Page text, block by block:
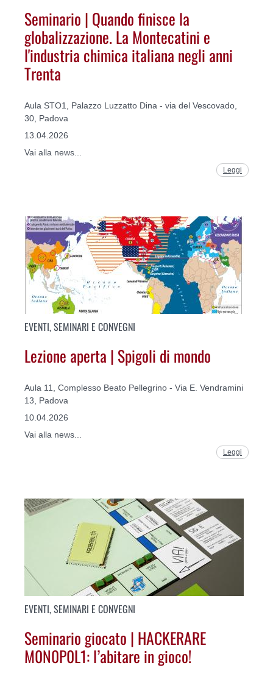
Seminario | Quando finisce la
globalizzazione. La Montecatini e
l'industria chimica italiana negli anni
Trenta
Aula STO1, Palazzo Luzzatto Dina - via del Vescovado,
30, Padova
13.04.2026
Vai alla news...
Leggi
EVENTI, SEMINARI E CONVEGNI
Lezione aperta | Spigoli di mondo
Aula 11, Complesso Beato Pellegrino - Via E. Vendramini
13, Padova
10.04.2026
Vai alla news...
Leggi
EVENTI, SEMINARI E CONVEGNI
Seminario giocato | HACKERARE
M0N0P0L1: l’abitare in gioco!